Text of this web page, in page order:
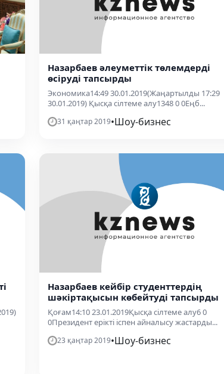
Назарбаев әлеуметтік төлемдерді
өсіруді тапсырды
Экономика14:49 30.01.2019(Жаңартылды 17:29
30.01.2019) Қысқа сілтеме алу1348 0 0Еңб...
31 қаңтар 2019•Шоу-бизнес
Назарбаев кейбір студенттердің
шәкіртақысын көбейтуді тапсырды
Қоғам14:10 23.01.2019Қысқа сілтеме алу6 0
0Президент ерікті іспен айналысу жастарды...
23 қаңтар 2019•Шоу-бизнес